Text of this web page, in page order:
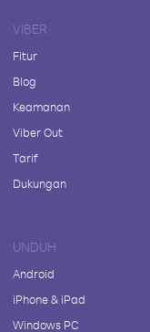
VIBER
Fitur
Blog
Keamanan
Viber Out
Tarif
Dukungan
UNDUH
Android
iPhone & iPad
Windows PC